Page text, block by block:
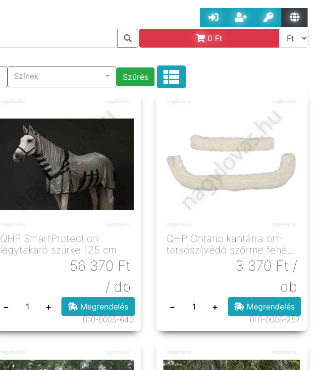
0 Ft
Színek Szűrés
QHP SmartProtection
légytakaró szürke 125 cm
56 370 Ft
/ db
− +
Megrendelés
010-0005-640
QHP Ontario kantárra orr-
tarkószíjvédő szőrme fehér
3 370 Ft /
db
− +
Megrendelés
010-0005-257